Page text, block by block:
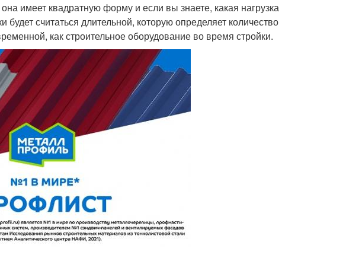
имеет квадратную форму и если вы знаете, какая нагрузка
будет считаться длительной, которую определяет количество
как строительное оборудование во время стройки.